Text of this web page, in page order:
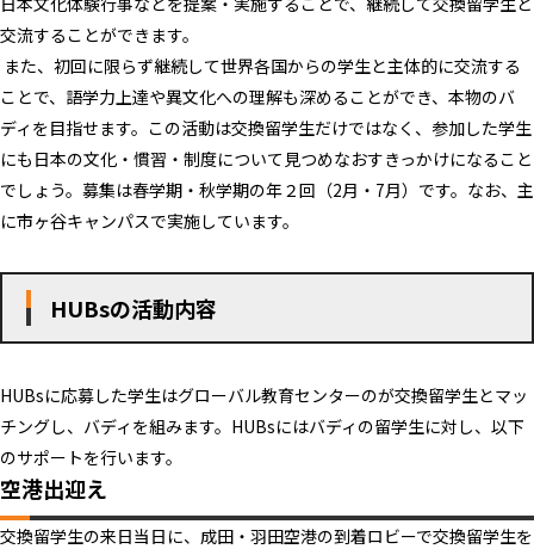
交流することができます。
また、初回に限らず継続して世界各国からの学生と主体的に交流する
ことで、語学力上達や異文化への理解も深めることができ、本物のバ
ディを目指せます。この活動は交換留学生だけではなく、参加した学生
にも日本の文化・慣習・制度について見つめなおすきっかけになること
でしょう。募集は春学期・秋学期の年２回（2月・7月）です。なお、主
に市ヶ谷キャンパスで実施しています。
HUBsの活動内容
HUBsに応募した学生はグローバル教育センターのが交換留学生とマッ
チングし、バディを組みます。HUBsにはバディの留学生に対し、以下
のサポートを行います。
空港出迎え
交換留学生の来日当日に、成田・羽田空港の到着ロビーで交換留学生を